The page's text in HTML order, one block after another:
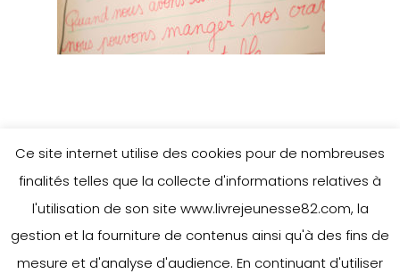
Ce site internet utilise des cookies pour de nombreuses
finalités telles que la collecte d'informations relatives à
l'utilisation de son site www.livrejeunesse82.com, la
gestion et la fourniture de contenus ainsi qu'à des fins de
mesure et d'analyse d'audience. En continuant d'utiliser